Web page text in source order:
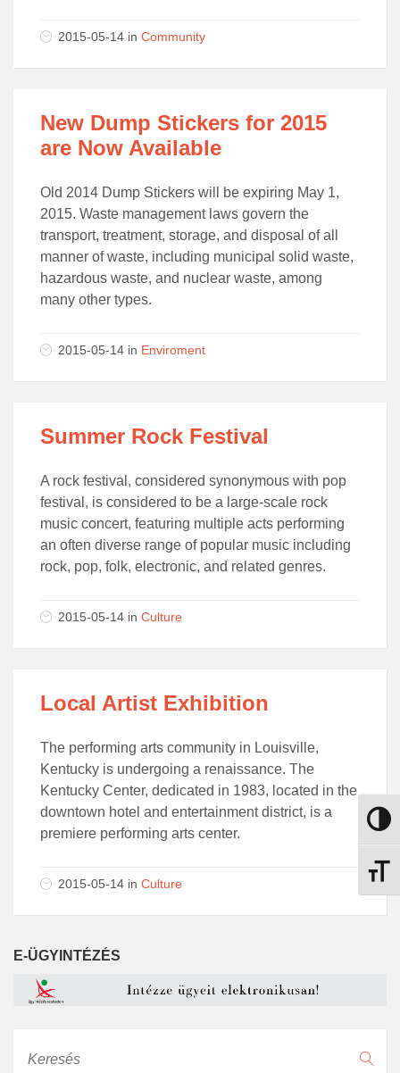
Nagy
2015-05-14 in Community
New Dump Stickers for 2015
are Now Available
Old 2014 Dump Stickers will be expiring May 1,
2015. Waste management laws govern the
transport, treatment, storage, and disposal of all
manner of waste, including municipal solid waste,
hazardous waste, and nuclear waste, among
many other types.
2015-05-14 in Enviroment
Summer Rock Festival
A rock festival, considered synonymous with pop
festival, is considered to be a large-scale rock
music concert, featuring multiple acts performing
an often diverse range of popular music including
rock, pop, folk, electronic, and related genres.
2015-05-14 in Culture
Local Artist Exhibition
The performing arts community in Louisville,
Kentucky is undergoing a renaissance. The
Kentucky Center, dedicated in 1983, located in the
downtown hotel and entertainment district, is a
premiere performing arts center.
2015-05-14 in Culture
E-ÜGYINTÉZÉS